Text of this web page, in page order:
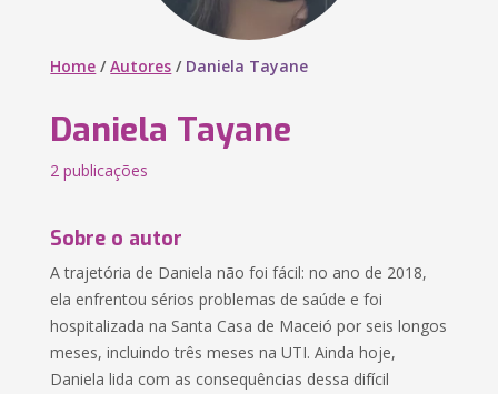
Home /Autores / Daniela Tayane
Daniela Tayane
2 publicações
Sobre o autor
A trajetória de Daniela não foi fácil: no ano de 2018,
ela enfrentou sérios problemas de saúde e foi
hospitalizada na Santa Casa de Maceió por seis longos
meses, incluindo três meses na UTI. Ainda hoje,
Daniela lida com as consequências dessa difícil